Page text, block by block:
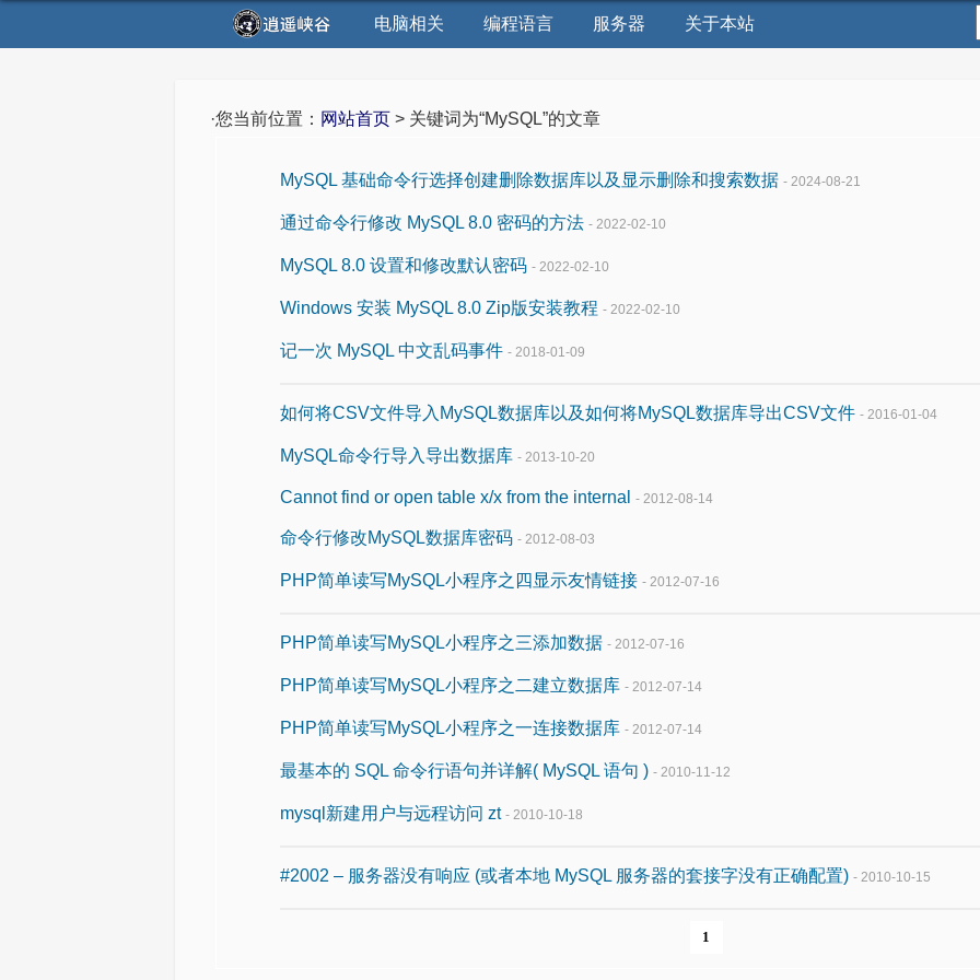
电脑相关 编程语言 服务器 关于本站
·您当前位置： 网站首页 > 关键词为“MySQL”的文章
MySQL 基础命令行选择创建删除数据库以及显示删除和搜索数据 - 2024-08-21
通过命令行修改 MySQL 8.0 密码的方法 - 2022-02-10
MySQL 8.0 设置和修改默认密码 - 2022-02-10
Windows 安装 MySQL 8.0 Zip版安装教程 - 2022-02-10
记一次 MySQL 中文乱码事件 - 2018-01-09
如何将CSV文件导入MySQL数据库以及如何将MySQL数据库导出CSV文件 - 2016-01-04
MySQL命令行导入导出数据库 - 2013-10-20
Cannot find or open table x/x from the internal - 2012-08-14
命令行修改MySQL数据库密码 - 2012-08-03
PHP简单读写MySQL小程序之四显示友情链接 - 2012-07-16
PHP简单读写MySQL小程序之三添加数据 - 2012-07-16
PHP简单读写MySQL小程序之二建立数据库 - 2012-07-14
PHP简单读写MySQL小程序之一连接数据库 - 2012-07-14
最基本的 SQL 命令行语句并详解( MySQL 语句 ) - 2010-11-12
mysql新建用户与远程访问 zt - 2010-10-18
#2002 – 服务器没有响应 (或者本地 MySQL 服务器的套接字没有正确配置) - 2010-10-15
1